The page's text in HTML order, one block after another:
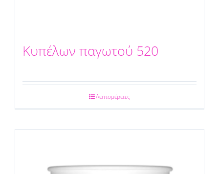
Κυπέλων παγωτού 520
Λεπτομέρειες